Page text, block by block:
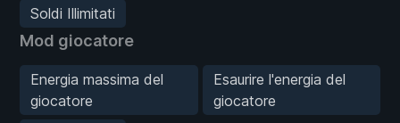
Soldi Illimitati
Mod giocatore
Energia massima del
giocatore
Esaurire l'energia del
giocatore